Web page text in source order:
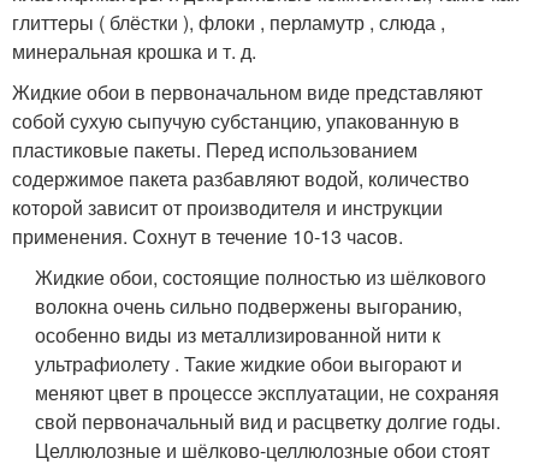
глиттеры ( блёстки ), флоки , перламутр , слюда ,
минеральная крошка и т. д.
Жидкие обои в первоначальном виде представляют
собой сухую сыпучую субстанцию, упакованную в
пластиковые пакеты. Перед использованием
содержимое пакета разбавляют водой, количество
которой зависит от производителя и инструкции
применения. Сохнут в течение 10-13 часов.
Жидкие обои, состоящие полностью из шёлкового
волокна очень сильно подвержены выгоранию,
особенно виды из металлизированной нити к
ультрафиолету . Такие жидкие обои выгорают и
меняют цвет в процессе эксплуатации, не сохраняя
свой первоначальный вид и расцветку долгие годы.
Целлюлозные и шёлково-целлюлозные обои стоят